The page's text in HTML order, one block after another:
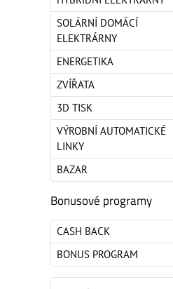
SOLÁRNÍ DOMÁCÍ
ELEKTRÁRNY
ENERGETIKA
ZVÍŘATA
3D TISK
VÝROBNÍ AUTOMATICKÉ
LINKY
BAZAR
Bonusové programy
CASH BACK
BONUS PROGRAM